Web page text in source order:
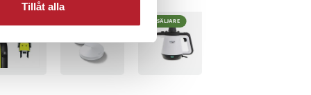
Tillåt alla
BÄSTSÄLJARE